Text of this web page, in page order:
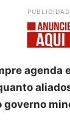
agenda
governo